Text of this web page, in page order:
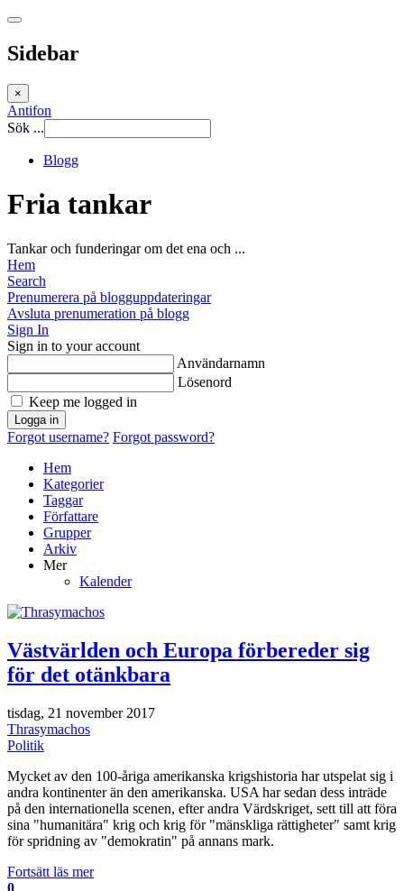
Sidebar
×
Antifon
Sök ...
Blogg
Fria tankar
Tankar och funderingar om det ena och ...
Hem
Search
Prenumerera på blogguppdateringar
Avsluta prenumeration på blogg
Sign In
Sign in to your account
Användarnamn
Lösenord
Keep me logged in
Logga in
Forgot username? Forgot password?
Hem
Kategorier
Taggar
Författare
Grupper
Arkiv
Mer
Kalender
Västvärlden och Europa förbereder sig
för det otänkbara
tisdag, 21 november 2017
Thrasymachos
Politik
Mycket av den 100-åriga amerikanska krigshistoria har utspelat sig i
andra kontinenter än den amerikanska. USA har sedan dess inträde
på den internationella scenen, efter andra Värdskriget, sett till att föra
sina "humanitära" krig och krig för "mänskliga rättigheter" samt krig
för spridning av "demokratin" på annans mark.
Fortsätt läs mer
0